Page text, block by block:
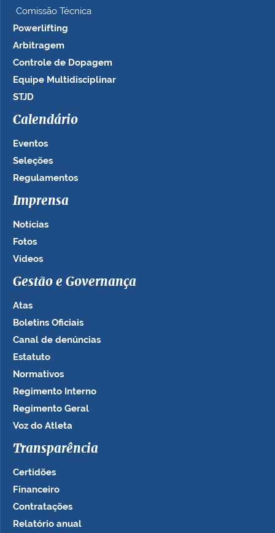
Comissão Técnica
Powerlifting
Arbitragem
Controle de Dopagem
Equipe Multidisciplinar
STJD
Calendário
Eventos
Seleções
Regulamentos
Imprensa
Notícias
Fotos
Vídeos
Gestão e Governança
Atas
Boletins Oficiais
Canal de denúncias
Estatuto
Normativos
Regimento Interno
Regimento Geral
Voz do Atleta
Transparência
Certidões
Financeiro
Contratações
Relatório anual